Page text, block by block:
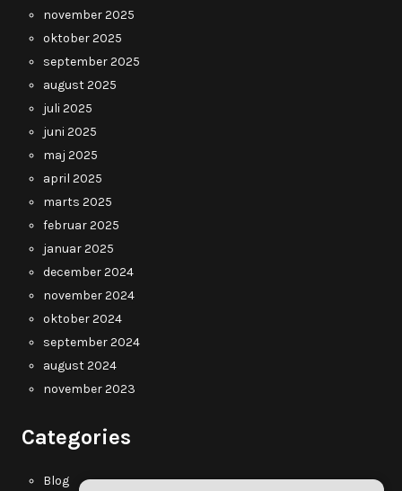
november 2025
oktober 2025
september 2025
august 2025
juli 2025
juni 2025
maj 2025
april 2025
marts 2025
februar 2025
januar 2025
december 2024
november 2024
oktober 2024
september 2024
august 2024
november 2023
Categories
Blog